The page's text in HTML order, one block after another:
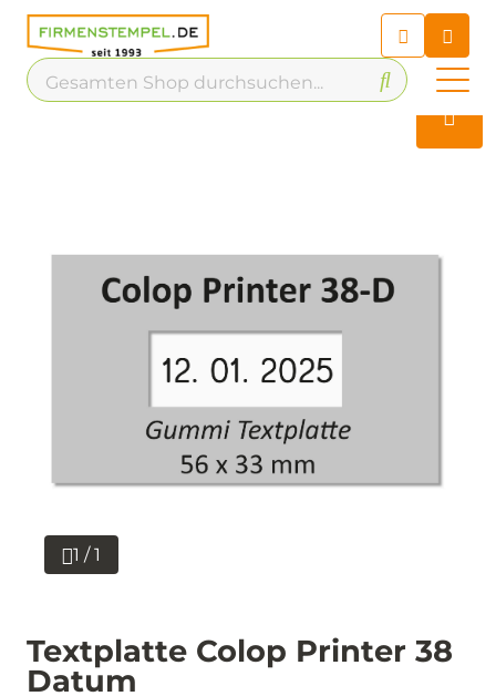
Chatbot
Chatten Sie 24/7 mit unserem
hilfreichen Chatbot
Kontakt
1 / 1
Textplatte Colop Printer 38
Datum